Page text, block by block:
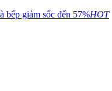
bếp giảm sốc đến 57%HOT